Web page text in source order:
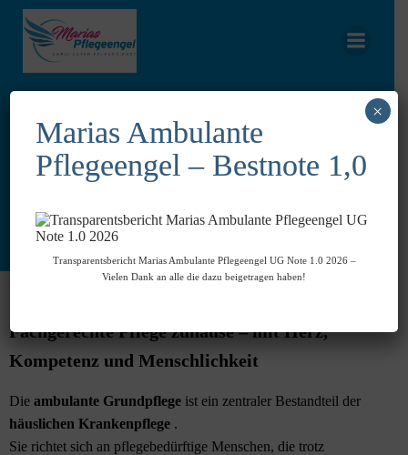
Grundpflege
Fachgerechte Pflege zuhause – mit Herz,
Kompetenz und Menschlichkeit
Die ambulante Grundpflege ist ein zentraler Bestandteil der
häuslichen Krankenpflege .
Sie richtet sich an pflegebedürftige Menschen, die trotz
Marias Ambulante
Pflegeengel – Bestnote 1,0
Transparentsbericht Marias Ambulante Pflegeengel UG Note 1.0 2026 –
Vielen Dank an alle die dazu beigetragen haben!
×